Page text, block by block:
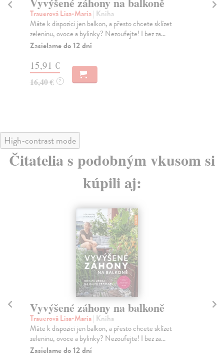
Trauerová Lisa-Maria| Kniha
Máte k dispozici jen balkon, a přesto chcete sklízet
zeleninu, ovoce a bylinky? Nezoufejte! I bez za...
Zasielame do 12 dní
15,91 €
16,40 € ?
High-contrast mode
Čitatelia s podobným vkusom si
kúpili aj:
Vyvýšené záhony na balkoně
Trauerová Lisa-Maria| Kniha
Máte k dispozici jen balkon, a přesto chcete sklízet
zeleninu, ovoce a bylinky? Nezoufejte! I bez za...
Zasielame do 12 dní